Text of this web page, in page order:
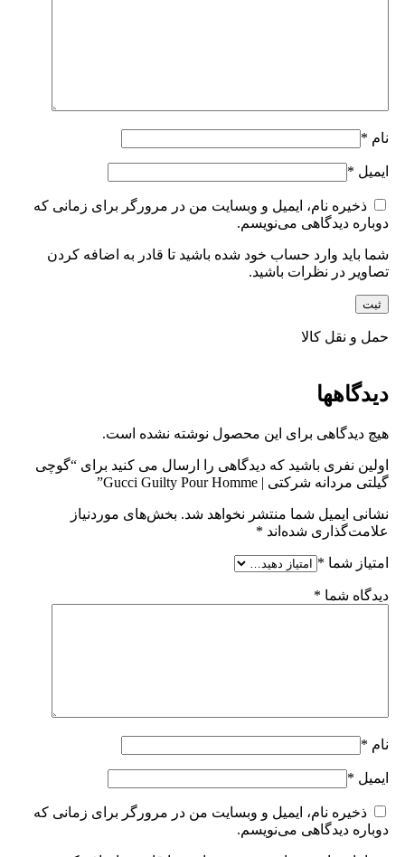
نام *
ایمیل *
ذخیره نام، ایمیل و وبسایت من در مرورگر برای زمانی که
دوباره دیدگاهی می‌نویسم.
شما باید وارد حساب خود شده باشید تا قادر به اضافه کردن
تصاویر در نظرات باشید.
حمل و نقل کالا
دیدگاهها
هیچ دیدگاهی برای این محصول نوشته نشده است.
اولین نفری باشید که دیدگاهی را ارسال می کنید برای “گوچی
گیلتی مردانه شرکتی | Gucci Guilty Pour Homme”
نشانی ایمیل شما منتشر نخواهد شد. بخش‌های موردنیاز
علامت‌گذاری شده‌اند *
امتیاز شما *
دیدگاه شما *
نام *
ایمیل *
ذخیره نام، ایمیل و وبسایت من در مرورگر برای زمانی که
دوباره دیدگاهی می‌نویسم.